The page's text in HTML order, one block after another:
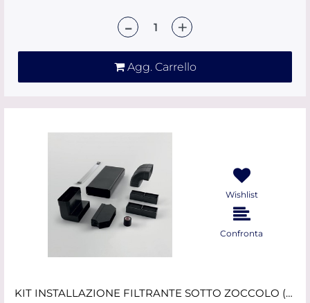
Agg. Carrello
Wishlist
Confronta
KIT INSTALLAZIONE FILTRANTE SOTTO ZOCCOLO (MIN H6cm) ELICA